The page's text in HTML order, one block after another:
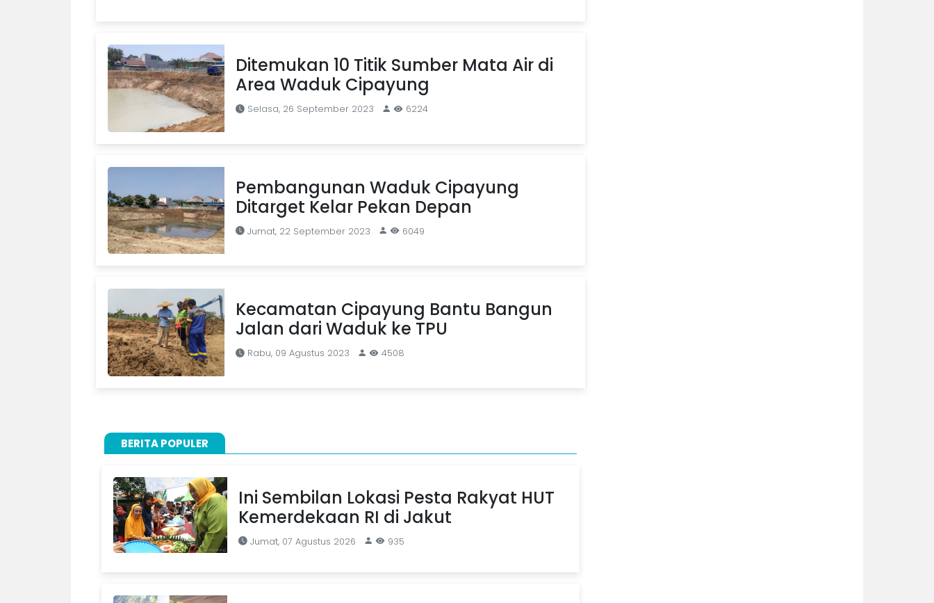
Ditemukan 10 Titik Sumber Mata Air di
Area Waduk Cipayung
Selasa, 26 September 2023 6224
Pembangunan Waduk Cipayung
Ditarget Kelar Pekan Depan
Jumat, 22 September 2023 6049
Kecamatan Cipayung Bantu Bangun
Jalan dari Waduk ke TPU
Rabu, 09 Agustus 2023 4508
BERITA POPULER
Ini Sembilan Lokasi Pesta Rakyat HUT
Kemerdekaan RI di Jakut
Jumat, 07 Agustus 2026 935